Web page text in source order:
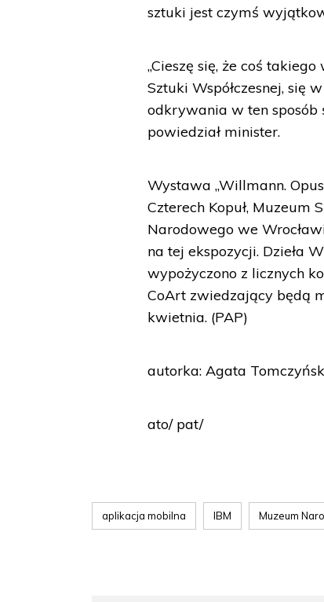
sztuki jest czymś
„Cieszę się, że coś
Sztuki Współczesnej, się
odkrywania w ten sposób
powiedział minister.
Wystawa „Willmann.
Czterech Kopuł, Muzeum
Narodowego we
na tej ekspozycji. Dzieła
wypożyczono z licznych
CoArt zwiedzający będą
kwietnia. (PAP)
autorka: Agata
ato/ pat/
aplikacja mobilna IBM Muzeum